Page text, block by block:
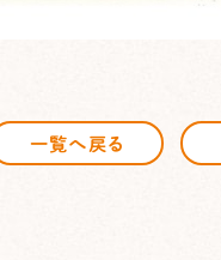
一覧へ戻る